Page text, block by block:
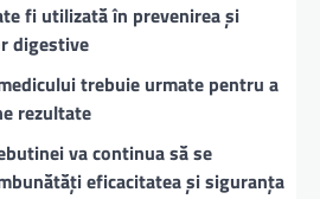
fi utilizată în prevenirea și
digestive
trebuie urmate pentru a
rezultate
va continua să se
eficacitatea și siguranța